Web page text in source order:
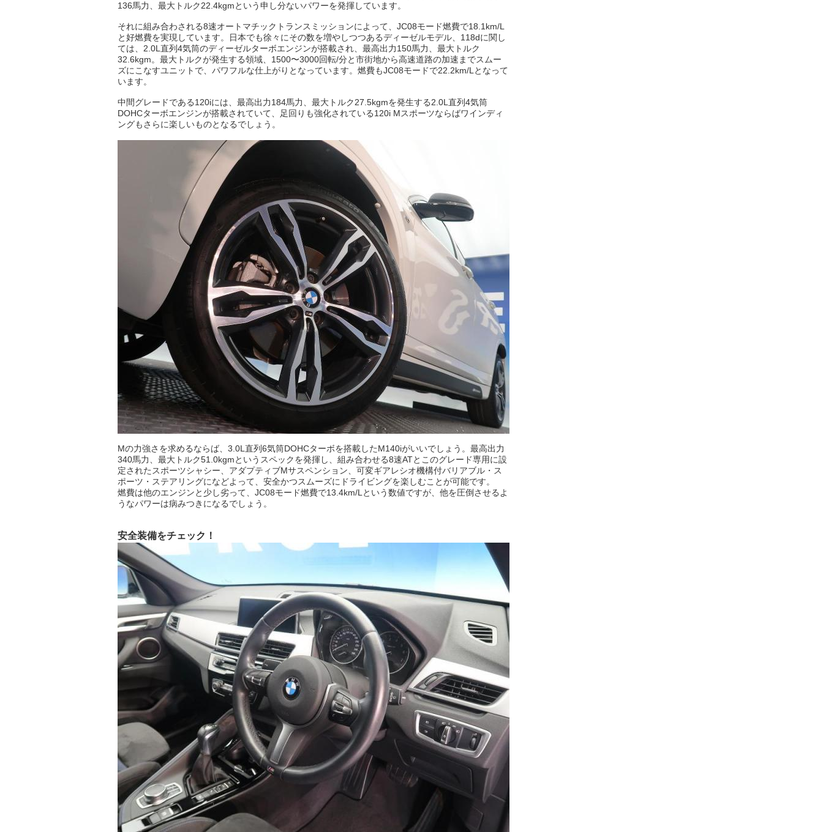
136馬力、最大トルク22.4kgmという申し分ないパワーを発揮しています。
それに組み合わされる8速オートマチックトランスミッションによって、JC08モード燃費で18.1km/L
と好燃費を実現しています。日本でも徐々にその数を増やしつつあるディーゼルモデル、118dに関し
ては、2.0L直列4気筒のディーゼルターボエンジンが搭載され、最高出力150馬力、最大トルク
32.6kgm。最大トルクが発生する領域、1500〜3000回転/分と市街地から高速道路の加速までスムー
ズにこなすユニットで、パワフルな仕上がりとなっています。燃費もJC08モードで22.2km/Lとなって
います。
中間グレードである120iには、最高出力184馬力、最大トルク27.5kgmを発生する2.0L直列4気筒
DOHCターボエンジンが搭載されていて、足回りも強化されている120i Mスポーツならばワインディ
ングもさらに楽しいものとなるでしょう。
Mの力強さを求めるならば、3.0L直列6気筒DOHCターボを搭載したM140iがいいでしょう。最高出力
340馬力、最大トルク51.0kgmというスペックを発揮し、組み合わせる8速ATとこのグレード専用に設
定されたスポーツシャシー、アダプティブMサスペンション、可変ギアレシオ機構付バリアブル・ス
ポーツ・ステアリングになどよって、安全かつスムーズにドライビングを楽しむことが可能です。
燃費は他のエンジンと少し劣って、JC08モード燃費で13.4km/Lという数値ですが、他を圧倒させるよ
うなパワーは病みつきになるでしょう。
安全装備をチェック！